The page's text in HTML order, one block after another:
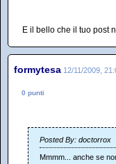
E il bello che il tuo post
formytesa 12/11/2009,
0 punti
Posted By: doctorrox
Mmmm... anche se